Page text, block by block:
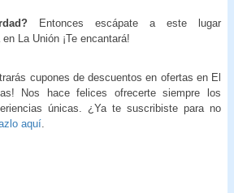
Entonces escápate a este lugar
La Unión ¡Te encantará!
cupones de descuentos en ofertas en El
Nos hace felices ofrecerte siempre los
únicas. ¿Ya te suscribiste para no
aquí